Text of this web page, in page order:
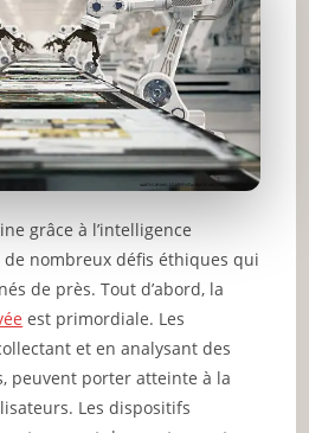
grâce à l’intelligence
de nombreux défis éthiques qui
de près. Tout d’abord, la
est primordiale. Les
et en analysant des
peuvent porter atteinte à la
Les dispositifs